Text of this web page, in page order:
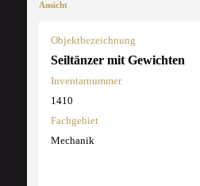
Ansicht
Objektbezeichnung
Seiltänzer mit Gewichten
Inventarnummer
1410
Fachgebiet
Mechanik